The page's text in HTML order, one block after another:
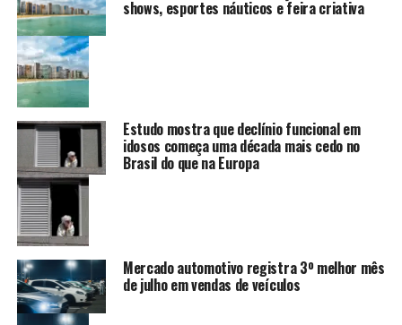
shows, esportes náuticos e feira criativa
Estudo mostra que declínio funcional em
idosos começa uma década mais cedo no
Brasil do que na Europa
Mercado automotivo registra 3º melhor mês
de julho em vendas de veículos